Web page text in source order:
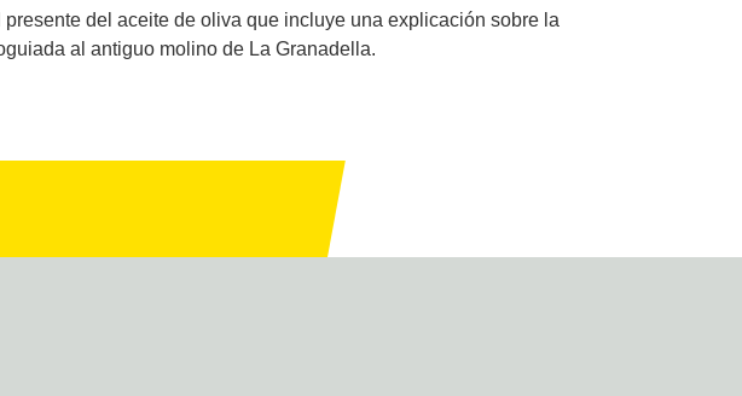
del aceite de oliva que incluye una explicación sobre la
al antiguo molino de La Granadella.